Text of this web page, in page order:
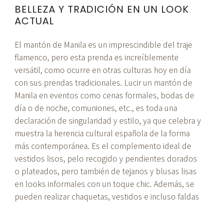
BELLEZA Y TRADICIÓN EN UN LOOK
ACTUAL
El mantón de Manila es un imprescindible del traje
flamenco, pero esta prenda es increíblemente
versátil, como ocurre en otras culturas hoy en día
con sus prendas tradicionales. Lucir un mantón de
Manila en eventos como cenas formales, bodas de
día o de noche, comuniones, etc., es toda una
declaración de singularidad y estilo, ya que celebra y
muestra la herencia cultural española de la forma
más contemporánea. Es el complemento ideal de
vestidos lisos, pelo recogido y pendientes dorados
o plateados, pero también de tejanos y blusas lisas
en looks informales con un toque chic. Además, se
pueden realizar chaquetas, vestidos e incluso faldas